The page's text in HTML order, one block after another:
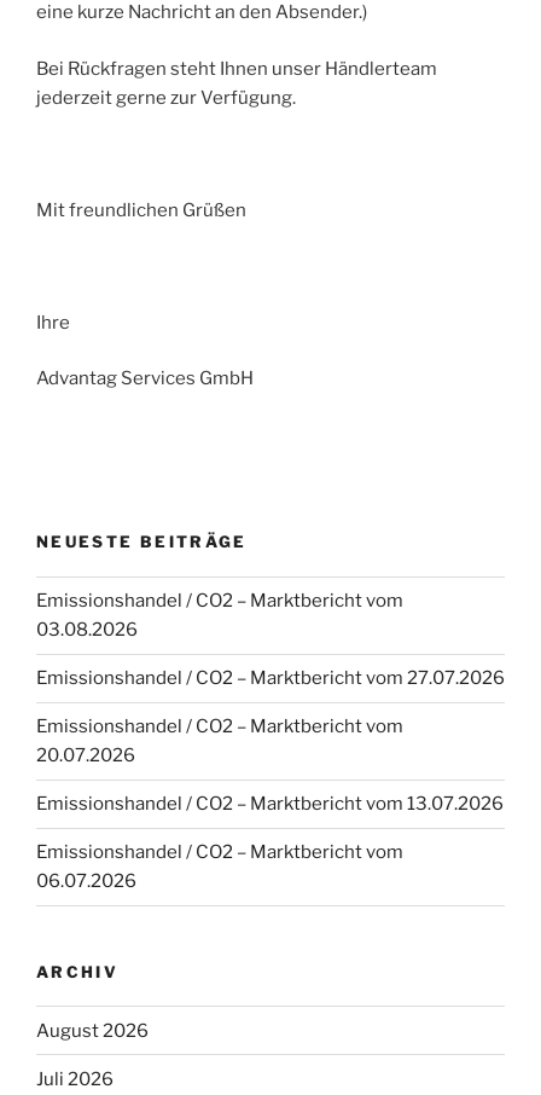
eine kurze Nachricht an den Absender.)
Bei Rückfragen steht Ihnen unser Händlerteam
jederzeit gerne zur Verfügung.
Mit freundlichen Grüßen
Ihre
Advantag Services GmbH
NEUESTE BEITRÄGE
Emissionshandel / CO2 – Marktbericht vom
03.08.2026
Emissionshandel / CO2 – Marktbericht vom 27.07.2026
Emissionshandel / CO2 – Marktbericht vom
20.07.2026
Emissionshandel / CO2 – Marktbericht vom 13.07.2026
Emissionshandel / CO2 – Marktbericht vom
06.07.2026
ARCHIV
August 2026
Juli 2026